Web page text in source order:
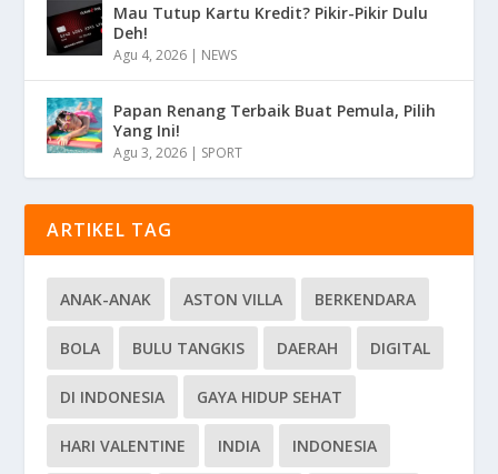
Mau Tutup Kartu Kredit? Pikir-Pikir Dulu
Deh!
Agu 4, 2026 | NEWS
Papan Renang Terbaik Buat Pemula, Pilih
Yang Ini!
Agu 3, 2026 | SPORT
ARTIKEL TAG
ANAK-ANAK ASTON VILLA BERKENDARA
BOLA BULU TANGKIS DAERAH DIGITAL
DI INDONESIA GAYA HIDUP SEHAT
HARI VALENTINE INDIA INDONESIA